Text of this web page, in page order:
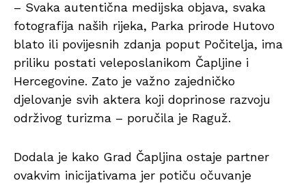
– Svaka autentična medijska objava, svaka
fotografija naših rijeka, Parka prirode Hutovo
blato ili povijesnih zdanja poput Počitelja, ima
priliku postati veleposlanikom Čapljine i
Hercegovine. Zato je važno zajedničko
djelovanje svih aktera koji doprinose razvoju
održivog turizma – poručila je Raguž.
Dodala je kako Grad Čapljina ostaje partner
ovakvim inicijativama jer potiču očuvanje